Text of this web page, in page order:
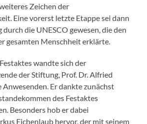
Zeichen der
Eine vorerst letzte Etappe sei dann
die UNESCO gewesen, die den
gesamten Menschheit erklärte.
wandte sich der
der Stiftung, Prof. Dr. Alfried
Anwesenden. Er dankte zunächst
des Festaktes
Besonders hob er dabei
Eichenlaub hervor, der mit seinem